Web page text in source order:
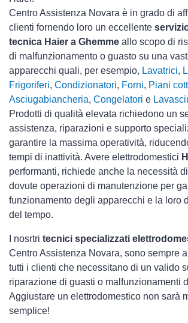
Centro Assistenza Novara è in grado di
clienti fornendo loro un eccellente
tecnica Haier a Ghemme allo scopo di
di malfunzionamento o guasto su una
apparecchi quali, per esempio, Lavatrici,
Frigoriferi, Condizionatori, Forni, Piani
Asciugabiancheria, Congelatori e
Prodotti di qualità elevata richiedono un
assistenza, riparazioni e supporto
garantire la massima operatività,
tempi di inattività. Avere elettrodomestici
performanti, richiede anche la necessità
dovute operazioni di manutenzione per
funzionamento degli apparecchi e la loro
del tempo.
I nosrtri tecnici specializzati
Centro Assistenza Novara, sono sempre
tutti i clienti che necessitano di un valido
riparazione di guasti o malfunzionamenti
Aggiustare un elettrodomestico non sarà
semplice!